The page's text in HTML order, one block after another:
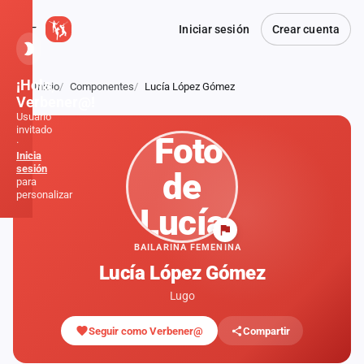
Iniciar sesión Crear cuenta
Atrás
Inicio Componentes Lucía López Gómez
BAILARINA FEMENINA
Lucía López Gómez
Lugo
Seguir como Verbener@ Compartir
¡Hola,
Verbener@!
Usuario
invitado
·
Inicia
sesión
para
personalizar
Formaciones